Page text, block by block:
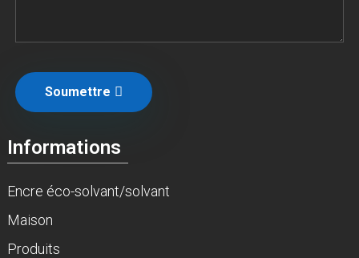
Soumettre
Informations
Encre éco-solvant/solvant
Maison
Produits